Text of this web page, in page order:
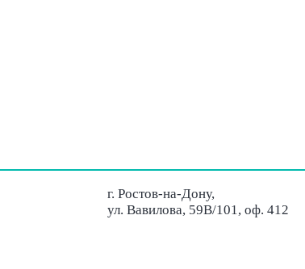
г. Ростов-на-Дону,
ул. Вавилова, 59В/101, оф. 412